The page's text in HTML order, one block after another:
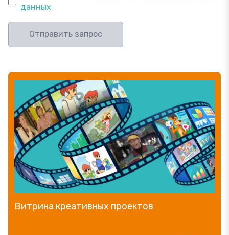
данных
Отправить запрос
Прямой эфир «Мошенник VS Финансовый